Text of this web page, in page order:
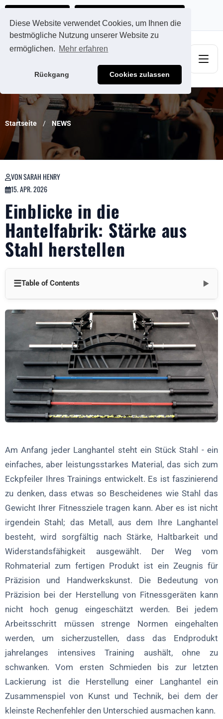
Diese Website verwendet Cookies, um Ihnen die
bestmögliche Nutzung unserer Website zu
ermöglichen. Mehr erfahren
Rückgang Cookies zulassen
Startseite NEWS
VON SARAH HENRY
15. APR. 2026
Einblicke in die
Hantelfabrik: Stärke aus
Stahl herstellen
☰Table of Contents ▼
Schritt 2: Die Kunst des Hantelschmiedens
Schritt 3: Entwurf der perfekten Hantel
Schritt 4: Der Herstellungsprozess: Vom Werkzeug zur Form
Schritt 5: Qualitätskontrolle: Sicherstellung von Haltbarkeit
und Festigkeit
Schritt 7: Verpackung und Versand: Bereit für das
Fitnessstudio
Schritt 8: Innovation in der Hantelproduktion
Schlussfolgerung: Die Entstehung von Stärke
FAQ zu Inside the Barbell Factory: Stärke aus Stahl
Am Anfang jeder Langhantel steht ein Stück Stahl - ein
einfaches, aber leistungsstarkes Material, das sich zum
Eckpfeiler Ihres Trainings entwickelt. Es ist faszinierend
zu denken, dass etwas so Bescheidenes wie Stahl das
Gewicht Ihrer Fitnessziele tragen kann. Aber es ist nicht
irgendein Stahl; das Metall, aus dem Ihre Langhantel
besteht, wird sorgfältig nach Stärke, Haltbarkeit und
Widerstandsfähigkeit ausgewählt. Der Weg vom
Rohmaterial zum fertigen Produkt ist ein Zeugnis für
Präzision und Handwerkskunst. Die Bedeutung von
Präzision bei der Herstellung von Fitnessgeräten kann
nicht hoch genug eingeschätzt werden. Bei jedem
Arbeitsschritt müssen strenge Normen eingehalten
werden, um sicherzustellen, dass das Endprodukt
jahrelanges intensives Training aushält, ohne zu
schwanken. Vom ersten Schmieden bis zur letzten
Lackierung ist die Herstellung einer Langhantel ein
Zusammenspiel von Kunst und Technik, bei dem der
kleinste Rechenfehler den Unterschied ausmachen kann.